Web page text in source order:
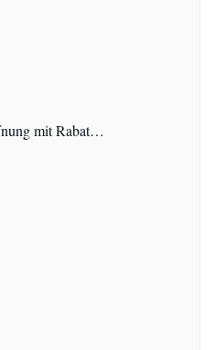
mit Rabat…